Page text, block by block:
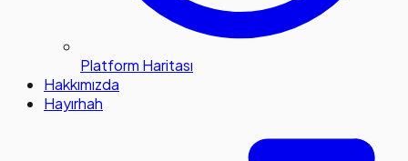
Platform Haritası
Hakkımızda
Hayırhah